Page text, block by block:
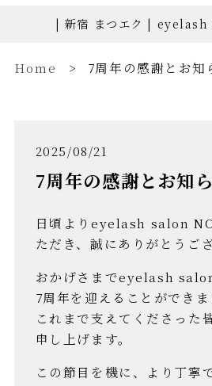
| 新宿 まつエク |
Home 7周年の感謝とお知
2025/08/21
7周年の感謝とお知
日頃よりeyelash salon
ただき、誠にありがとうご
おかげさまでeyelash
7周年を迎えることができま
これまで支えてくださった
申し上げます。
この節目を機に、より丁寧